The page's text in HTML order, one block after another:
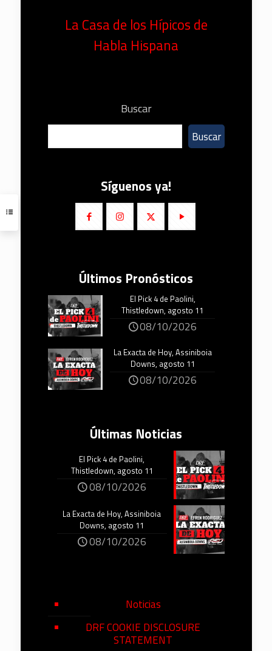
La Casa de los Hípicos de
Habla Hispana
Buscar
Buscar
Síguenos ya!
Últimos Pronósticos
El Pick 4 de Paolini,
Thistledown, agosto 11
08/10/2026
La Exacta de Hoy, Assiniboia
Downs, agosto 11
08/10/2026
Últimas Noticias
El Pick 4 de Paolini,
Thistledown, agosto 11
08/10/2026
La Exacta de Hoy, Assiniboia
Downs, agosto 11
08/10/2026
Noticias
DRF COOKIE DISCLOSURE
STATEMENT